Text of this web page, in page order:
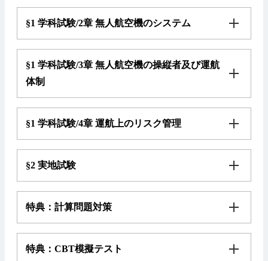
§1 学科試験/2章 無人航空機のシステム
§1 学科試験/3章 無人航空機の操縦者及び運航
体制
§1 学科試験/4章 運航上のリスク管理
§2 実地試験
特典：計算問題対策
特典：CBT模擬テスト